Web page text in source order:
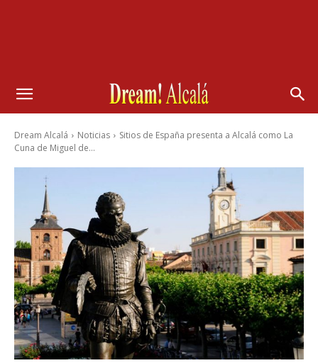
Dream Alcalá Noticias
Sitios de España presenta a Alcalá como La
Cuna de Miguel de...